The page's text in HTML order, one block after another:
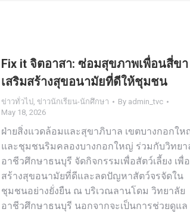
Fix it จิตอาสา: ซ่อมสุขภาพเพื่อนสี่ขา
เสริมสร้างสุขอนามัยที่ดีให้ชุมชน
ข่าวทั่วไป, ข่าวนักเรียน-นักศึกษา By admin_tvc
May 18, 2026
ฝ่ายสิ่งแวดล้อมและสุขาภิบาล เขตบางกอกให
และชุมชนริมคลองบางกอกใหญ่ ร่วมกับวิทยา
อาชีวศึกษาธนบุรี จัดกิจกรรมเพื่อสัตว์เลี้ยง เพื่อ
สร้างสุขอนามัยที่ดีและลดปัญหาสัตว์จรจัดใน
ชุมชนอย่างยั่งยืน ณ บริเวณลานโดม วิทยาลัย
อาชีวศึกษาธนบุรี นอกจากจะเป็นการช่วยดูแล